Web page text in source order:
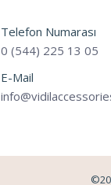
Telefon Numarası
0 (544) 225 13 05
E-Mail